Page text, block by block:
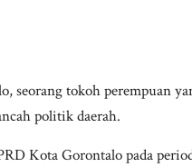
seorang tokoh perempuan
politik daerah.
Kota Gorontalo pada